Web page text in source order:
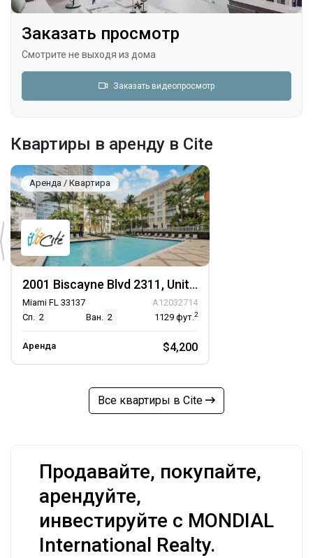
Заказать просмотр
Смотрите не выходя из дома
Заказать видеопросмотр
Квартиры в аренду в Cite
Аренда / Квартира
2001 Biscayne Blvd 2311, Unit 2311
Miami FL 33137
A12032714
Сп. 2 Ван. 2 1129 фут.2
Аренда $4,200
Все квартиры в Cite
Продавайте, покупайте,
арендуйте,
инвестируйте с MONDIAL
International Realty.